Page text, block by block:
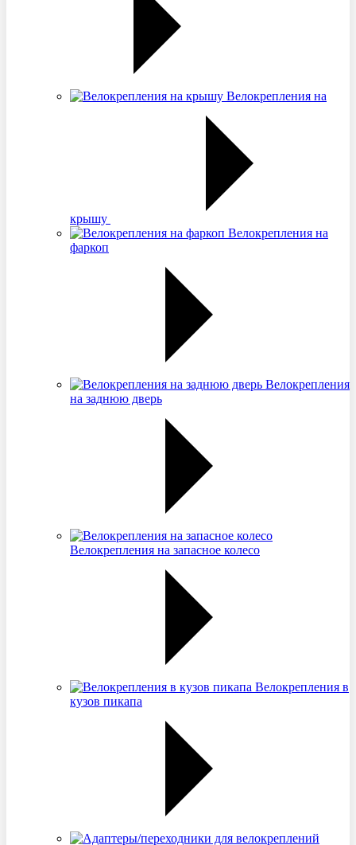
Велокрепления на
крышу
Велокрепления на
фаркоп
Велокрепления
на заднюю дверь
Велокрепления на запасное колесо
Велокрепления в
кузов пикапа